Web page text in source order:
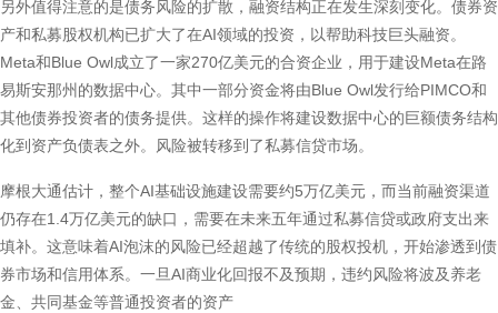
另外值得注意的是债务风险的扩散，融资结构正在发生深刻变化。债券资
产和私募股权机构已扩大了在AI领域的投资，以帮助科技巨头融资。
Meta和Blue Owl成立了一家270亿美元的合资企业，用于建设Meta在路
易斯安那州的数据中心。其中一部分资金将由Blue Owl发行给PIMCO和
其他债券投资者的债务提供。这样的操作将建设数据中心的巨额债务结构
化到资产负债表之外。风险被转移到了私募信贷市场。
摩根大通估计，整个AI基础设施建设需要约5万亿美元，而当前融资渠道
仍存在1.4万亿美元的缺口，需要在未来五年通过私募信贷或政府支出来
填补。这意味着AI泡沫的风险已经超越了传统的股权投机，开始渗透到债
券市场和信用体系。一旦AI商业化回报不及预期，违约风险将波及养老
金、共同基金等普通投资者的资产